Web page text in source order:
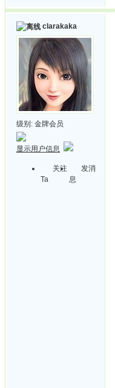
clarakaka
级别: 金牌会员
显示用户信息
关注
Ta
发消
息